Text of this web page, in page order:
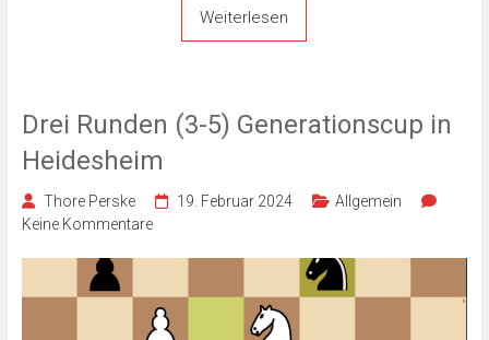
Weiterlesen
Drei Runden (3-5) Generationscup in
Heidesheim
Thore Perske 19. Februar 2024
Allgemein
Keine Kommentare